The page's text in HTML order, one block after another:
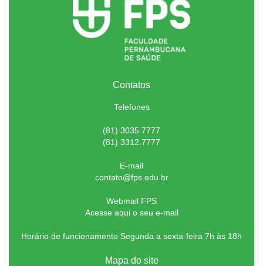
Contatos
Telefones
(81) 3035.7777
(81) 3312.7777
E-mail
contato@fps.edu.br
Webmail FPS
Acesse aqui o seu e-mail
Horário de funcionamento Segunda a sexta-feira 7h às 18h
Mapa do site